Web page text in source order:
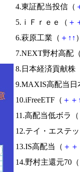
4.東証配当投信（
5.ｉＦｒｅｅ（ ＋
6.萩原工業（ ＋ ↑ ↑
7.NEXT野村高配
8.日本経済貢献株
9.MAXIS高配当
10.iFreeETF（ ＋ ＋
11.高配当低ボラ（
12.テイ・エステ
13.IS高配当（ ＋ ＋
14.野村主還元70（